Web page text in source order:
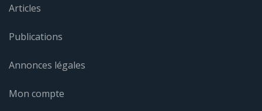
Articles
Publications
Annonces légales
Mon compte